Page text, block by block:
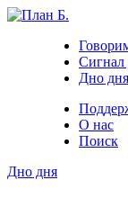
Сигнал
Дно дня
О нас
Поиск
Дно дня